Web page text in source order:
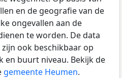
en de geografie van de
ongevallen aan de
te worden. De data
ook beschikbaar op
en buurt niveau. Bekijk de
gemeente Heumen.